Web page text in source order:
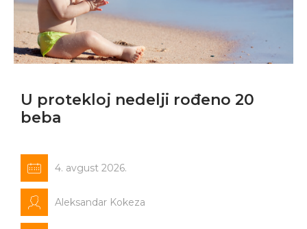
U protekloj nedelji rođeno 20
beba
4. avgust 2026.
Aleksandar Kokeza